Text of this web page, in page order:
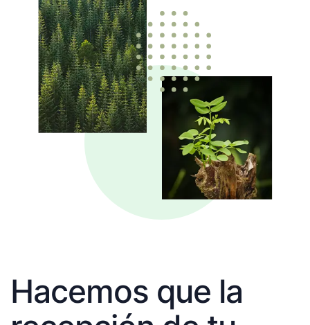
Hacemos que la